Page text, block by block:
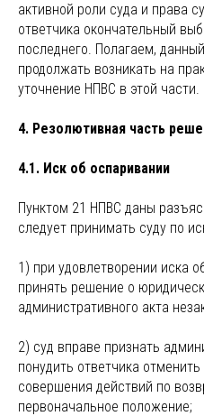
активной роли суда и права
ответчика окончательный
последнего. Полагаем,
продолжать возникать на
уточнение НПВС в этой части.
4. Резолютивная часть
4.1. Иск об оспаривании
Пунктом 21 НПВС даны
следует принимать суду по
1) при удовлетворении иска
принять решение о
административного акта
2) суд вправе признать
понудить ответчика
совершения действий по
первоначальное положение;